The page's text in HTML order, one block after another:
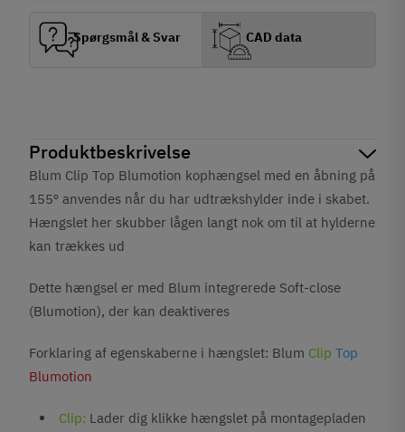
Produktbeskrivelse
Blum Clip Top Blumotion kophængsel med en åbning på
155º anvendes når du har udtrækshylder inde i skabet.
Hængslet her skubber lågen langt nok om til at hylderne
kan trækkes ud
Dette hængsel er med Blum integrerede Soft-close
(Blumotion), der kan deaktiveres
Forklaring af egenskaberne i hængslet: Blum ClipTop
Blumotion
Clip: Lader dig klikke hængslet på montagepladen
Spørgsmål & Svar CAD data